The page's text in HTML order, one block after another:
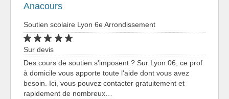
Anacours
Soutien scolaire Lyon 6e Arrondissement
Sur devis
Des cours de soutien s'imposent ? Sur Lyon 06, ce prof
à domicile vous apporte toute l'aide dont vous avez
besoin. Ici, vous pouvez contacter gratuitement et
rapidement de nombreux…